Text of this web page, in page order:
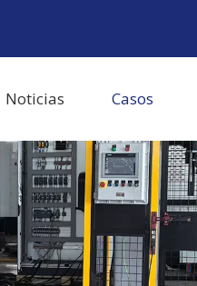
Noticias Casos